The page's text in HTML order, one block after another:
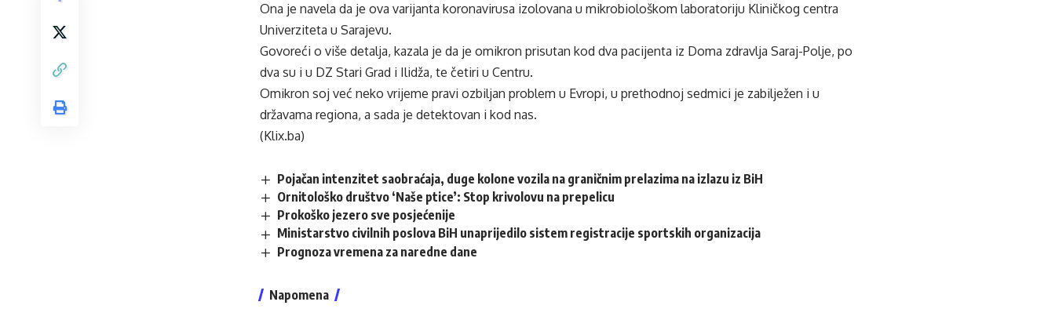
Ona je navela da je ova varijanta koronavirusa izolovana u mikrobiološkom laboratoriju Kliničkog centra
Univerziteta u Sarajevu.
Govoreći o više detalja, kazala je da je omikron prisutan kod dva pacijenta iz Doma zdravlja Saraj-Polje, po
dva su i u DZ Stari Grad i Ilidža, te četiri u Centru.
Omikron soj već neko vrijeme pravi ozbiljan problem u Evropi, u prethodnoj sedmici je zabilježen i u
državama regiona, a sada je detektovan i kod nas.
(Klix.ba)
Pojačan intenzitet saobraćaja, duge kolone vozila na graničnim prelazima na izlazu iz BiH
Ornitološko društvo ‘Naše ptice’: Stop krivolovu na prepelicu
Prokoško jezero sve posjećenije
Ministarstvo civilnih poslova BiH unaprijedilo sistem registracije sportskih organizacija
Prognoza vremena za naredne dane
Napomena